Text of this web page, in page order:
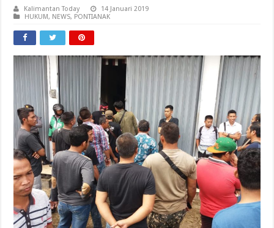
Kalimantan Today
14 Januari 2019
HUKUM, NEWS, PONTIANAK